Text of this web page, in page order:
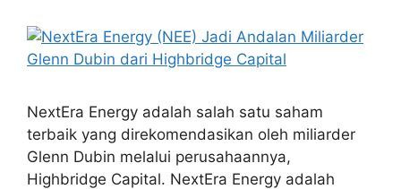
NextEra Energy adalah salah satu saham
terbaik yang direkomendasikan oleh miliarder
Glenn Dubin melalui perusahaannya,
Highbridge Capital. NextEra Energy adalah